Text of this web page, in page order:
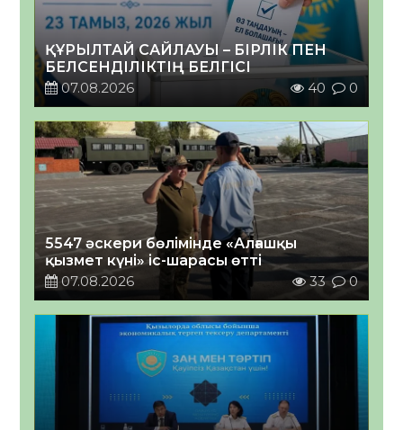
ҚҰРЫЛТАЙ САЙЛАУЫ – БІРЛІК ПЕН
БЕЛСЕНДІЛІКТІҢ БЕЛГІСІ
07.08.2026
40 0
5547 әскери бөлімінде «Алғашқы
қызмет күні» іс-шарасы өтті
07.08.2026
33 0